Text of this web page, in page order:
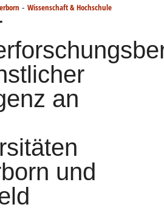
- Wissenschaft & Hochschule
an
und